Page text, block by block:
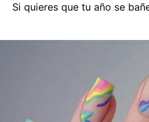
Si quieres que tu año se